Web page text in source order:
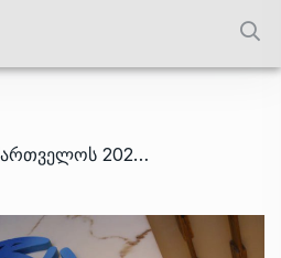
/ მსოფლიო ბანკმა საქართველოს 2025 წლის ეკონომიკური ზრდის პროგნოზი 7%-მდე გაზარდა